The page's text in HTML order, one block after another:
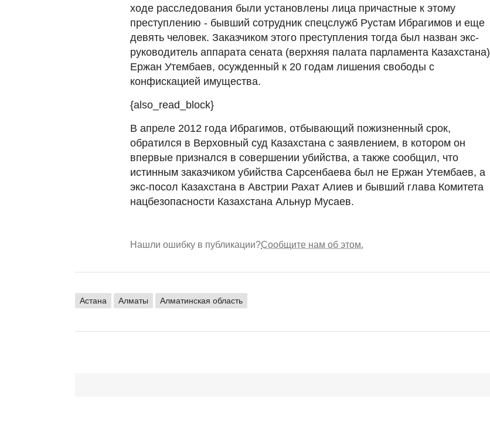
ходе расследования были установлены лица причастные к этому
преступлению - бывший сотрудник спецслужб Рустам Ибрагимов и еще
девять человек. Заказчиком этого преступления тогда был назван экс-
руководитель аппарата сената (верхняя палата парламента Казахстана)
Ержан Утембаев, осужденный к 20 годам лишения свободы с
конфискацией имущества.
{also_read_block}
В апреле 2012 года Ибрагимов, отбывающий пожизненный срок,
обратился в Верховный суд Казахстана с заявлением, в котором он
впервые признался в совершении убийства, а также сообщил, что
истинным заказчиком убийства Сарсенбаева был не Ержан Утембаев, а
экс-посол Казахстана в Австрии Рахат Алиев и бывший глава Комитета
нацбезопасности Казахстана Альнур Мусаев.
Нашли ошибку в публикации?Сообщите нам об этом.
Астана Алматы Алматинская область